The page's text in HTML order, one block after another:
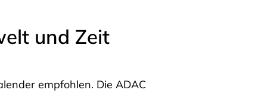
und Zeit
empfohlen. Die ADAC